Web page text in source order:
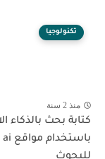
تكنولوجيا
منذ 2 سنة
كتابة بحث بالذكاء
للبحوث